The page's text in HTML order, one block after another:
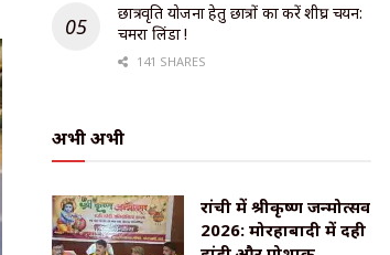
छात्रवृति योजना हेतु छात्रों का करें शीघ्र चयन:
चमरा लिंडा !
141 SHARES
अभी अभी
रांची में श्रीकृष्ण जन्मोत्सव
2026: मोरहाबादी में दही